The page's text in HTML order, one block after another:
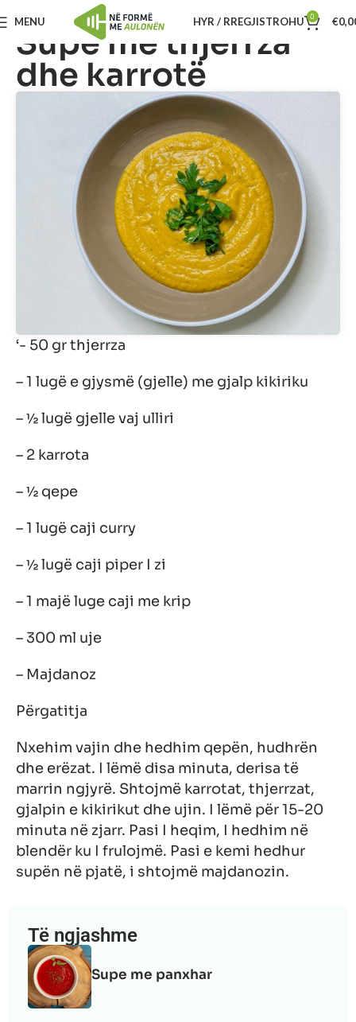
MENU HYR / RREGJISTROHU 0 €
Supë me thjerrza
dhe karrotë
‘- 50 gr thjerrza
– 1 lugë e gjysmë (gjelle) me gjalp kikiriku
– ½ lugë gjelle vaj ulliri
– 2 karrota
– ½ qepe
– 1 lugë caji curry
– ½ lugë caji piper I zi
– 1 majë luge caji me krip
– 300 ml uje
– Majdanoz
Përgatitja
Nxehim vajin dhe hedhim qepën, hudhrën
dhe erëzat. I lëmë disa minuta, derisa të
marrin ngjyrë. Shtojmë karrotat, thjerrzat,
gjalpin e kikirikut dhe ujin. I lëmë për 15-20
minuta në zjarr. Pasi I heqim, I hedhim në
blendër ku I frulojmë. Pasi e kemi hedhur
supën në pjatë, i shtojmë majdanozin.
Të ngjashme
Supe me panxhar